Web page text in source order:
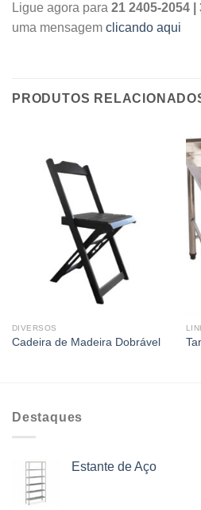
Ligue agora para 21 2405-2054 |
uma mensagem clicando aqui
PRODUTOS
DIVERSOS
Cadeira de Madeira Dobrável
Destaques
Estante de Aço